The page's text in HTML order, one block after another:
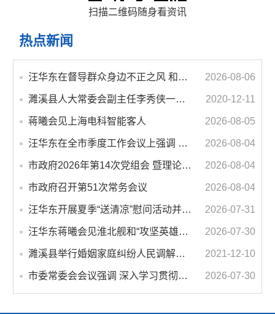
扫描二维码随身看资讯
热点新闻
汪华东在督导群众身边不正之风 和腐败问题集中整治工作时强调 以更高标准更实举措纵深推进集中整治 不断增强人民群众获得感幸福感安全感 2026-08-06
濉溪县人大常委会副主任李秀侠一行调研城乡客运一体化和治超工作 2020-12-11
蒋曦会见上海电科智能客人 2026-08-05
汪华东在全市季度工作会议上强调 锚定打好“三仗”任务和年度预期目标不动摇 在全市上下掀起比学赶超争先进位的攻坚热潮 2026-08-04
市政府2026年第14次党组会 暨理论学习中心组学习会议召开 蒋曦主持会议并讲话 2026-08-04
市政府召开第51次常务会议 2026-08-04
汪华东开展夏季“送清凉”慰问活动并调研专门教育工作 落实落细防暑降温措施 用心用情关爱一线职工 2026-07-31
汪华东蒋曦会见淮北舰和“攻坚英雄连”官兵代表 2026-07-30
濉溪县举行婚姻家庭纠纷人民调解委员会暨调解志愿者服务团成立仪式 2021-12-10
市委常委会会议强调 深入学习贯彻习近平总书记重要讲话指示精神 高质量推进城市更新 不断提升本质安全水平 汪华东主持会议 2026-07-30